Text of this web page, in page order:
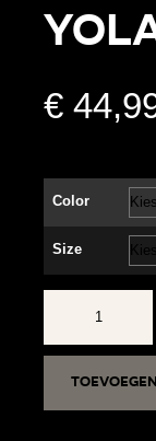
€
Color
Size